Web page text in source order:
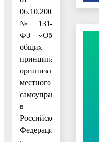
06.10.2003
№ 131-
ФЗ «Об
общих
принципах
организации
местного
самоуправления
в
Российской
Федерации»,